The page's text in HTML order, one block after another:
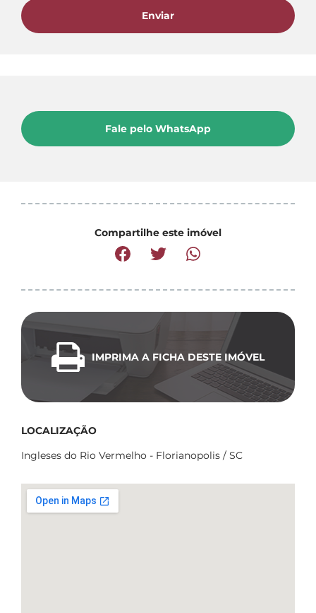
Enviar
Fale pelo WhatsApp
Compartilhe este imóvel
IMPRIMA A FICHA DESTE IMÓVEL
LOCALIZAÇÃO
Ingleses do Rio Vermelho - Florianopolis / SC